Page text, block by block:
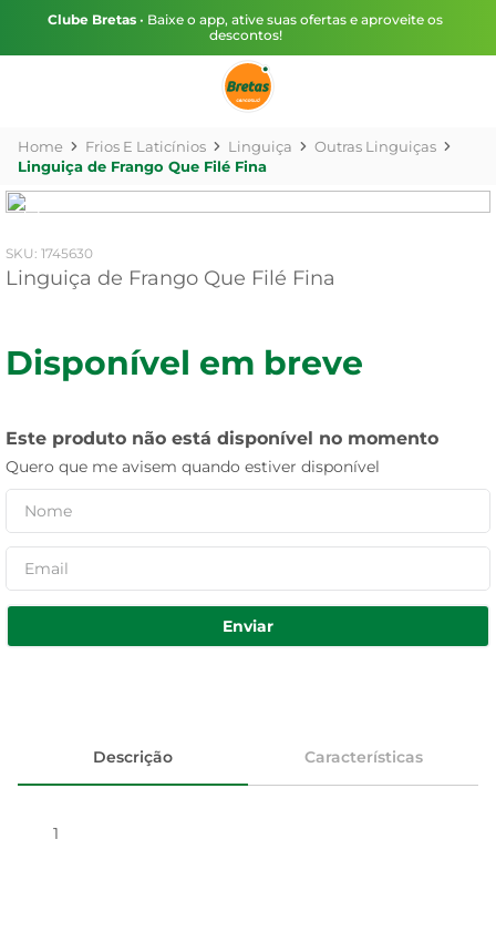
Clube Bretas • Baixe o app, ative suas ofertas e aproveite os
descontos!
Frios E Laticínios Linguiça
Outras Linguiças
Linguiça de Frango Que Filé Fina
: 1745630
Linguiça de Frango Que Filé Fina
Disponível em breve
Este produto não está disponível no momento
Quero que me avisem quando estiver disponível
Enviar
Descrição Características
1